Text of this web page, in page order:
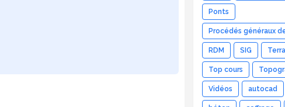
Ponts
Procédés généraux
RDM SIG
Top cours
Vidéos autocad